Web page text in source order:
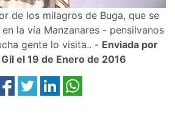
de los milagros de Buga, que se
la vía Manzanares - pensilvanos
gente lo visita.. - Enviada por
el 19 de Enero de 2016